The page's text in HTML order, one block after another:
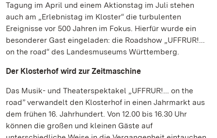
Tagung im April und einem Aktionstag im Juli stehen
auch am „Erlebnistag im Kloster“ die turbulenten
Ereignisse vor 500 Jahren im Fokus. Hierfür wurde ein
besonderer Gast eingeladen: die Roadshow „UFFRUR!...
on the road“ des Landesmuseums Württemberg.
Der Klosterhof wird zur Zeitmaschine
Das Musik- und Theaterspektakel „UFFRUR!... on the
road” verwandelt den Klosterhof in einen Jahrmarkt aus
dem frühen 16. Jahrhundert. Von 12.00 bis 16.30 Uhr
können die großen und kleinen Gäste auf